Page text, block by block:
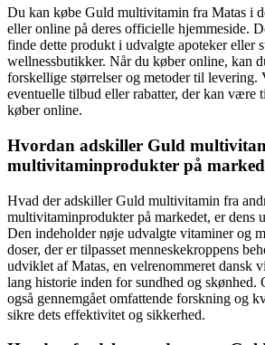
Du kan købe Guld multivitamin fra Matas i
eller online på deres officielle hjemmeside.
finde dette produkt i udvalgte apoteker eller
wellnessbutikker. Når du køber online, kan
forskellige størrelser og metoder til
eventuelle tilbud eller rabatter, der kan være
køber online.
Hvordan adskiller Guld
multivitaminprodukter på
Hvad der adskiller Guld multivitamin fra
multivitaminprodukter på markedet, er dens
Den indeholder nøje udvalgte vitaminer og
doser, der er tilpasset menneskekroppens
udviklet af Matas, en velrenommeret dansk
lang historie inden for sundhed og
også gennemgået omfattende forskning og
sikre dets effektivitet og sikkerhed.